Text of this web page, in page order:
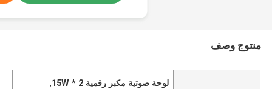
منتوج وصف
لوحة صوتية مكبر رقمية 2 * 15W
,